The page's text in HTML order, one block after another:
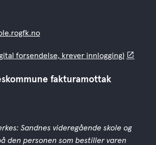
forsendelse, krever innlogging)
fakturamottak
Sandnes videregående skole og
den personen som bestiller varen